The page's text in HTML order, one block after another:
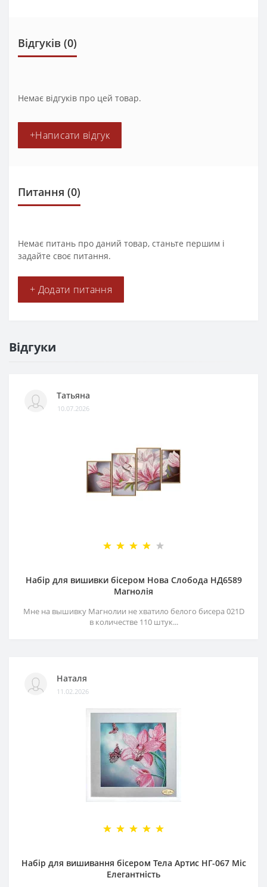
Відгуків (0)
Немає відгуків про цей товар.
+Написати відгук
Питання (0)
Немає питань про даний товар, станьте першим і
задайте своє питання.
+ Додати питання
Відгуки
Татьяна
10.07.2026
Набір для вишивки бісером Нова Слобода НД6589
Магнолія
Мне на вышивку Магнолии не хватило белого бисера 021D
в количестве 110 штук...
Наталя
11.02.2026
Набір для вишивання бісером Тела Артис НГ-067 Міс
Елегантність